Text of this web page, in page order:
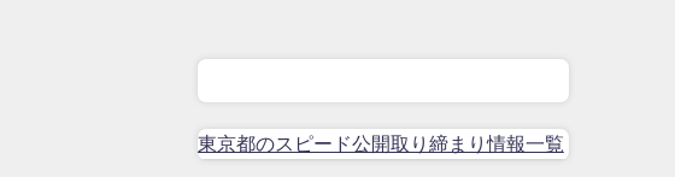
東京都のスピード公開取り締まり情報一覧